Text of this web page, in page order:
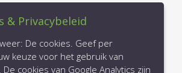
afspraak
2030031
& Privacybeleid
De cookies. Geef per
keuze voor het gebruik van
De cookies van Google Analytics zijn